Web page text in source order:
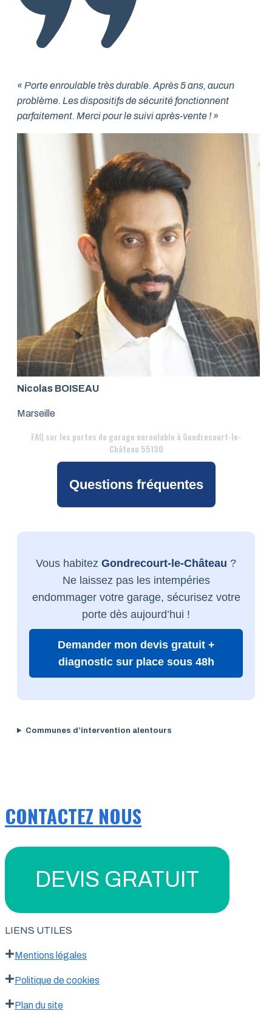
« Porte enroulable très durable. Après 5 ans, aucun
problème. Les dispositifs de sécurité fonctionnent
parfaitement. Merci pour le suivi après-vente ! »
Nicolas BOISEAU
Marseille
FAQ sur les portes de garage enroulable à Gondrecourt-le-
Château 55130
Questions fréquentes
Vous habitez Gondrecourt-le-Château ?
Ne laissez pas les intempéries
endommager votre garage, sécurisez votre
porte dès aujourd’hui !
Demander mon devis gratuit +
diagnostic sur place sous 48h
Communes d’intervention alentours
CONTACTEZ NOUS
DEVIS GRATUIT
LIENS UTILES
Mentions légales
Politique de cookies
Plan du site